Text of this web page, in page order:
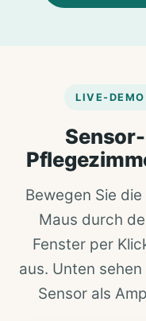
LIVE-DEMO
Bewegen Sie
Maus durch
Fenster per
aus. Unten
Sensor als